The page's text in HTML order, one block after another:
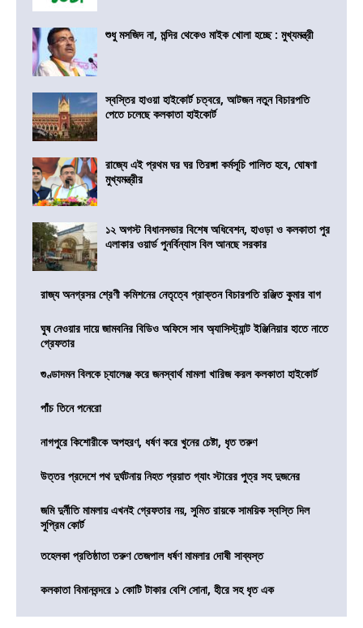
শুধু মসজিদ না, মন্দির থেকেও মাইক খোলা হচ্ছে : মুখ্যমন্ত্রী
স্বস্তির হাওয়া হাইকোর্ট চত্বরে, আটজন নতুন বিচারপতি
পেতে চলেছে কলকাতা হাইকোর্ট
রাজ্যে এই প্রথম ঘর ঘর তিরঙ্গা কর্মসূচি পালিত হবে, ঘোষণা
মুখ্যমন্ত্রীর
১২ অগস্ট বিধানসভার বিশেষ অধিবেশন, হাওড়া ও কলকাতা পুর
এলাকার ওয়ার্ড পুনর্বিন্যাস বিল আনছে সরকার
রাজ্য অনগ্রসর শ্রেণী কমিশনের নেতৃত্বে প্রাক্তন বিচারপতি রঞ্জিত কুমার বাগ
ঘুষ নেওয়ার দায়ে জামবনির বিডিও অফিসে সাব অ্যাসিস্ট্যান্ট ইঞ্জিনিয়ার হাতে নাতে
গ্রেফতার
গুণ্ডাদমন বিলকে চ্যালেঞ্জ করে জনস্বার্থ মামলা খারিজ করল কলকাতা হাইকোর্ট
পাঁচ তিনে পনেরো
নাগপুরে কিশোরীকে অপহরণ, ধর্ষণ করে খুনের চেষ্টা, ধৃত তরুণ
উত্তর প্রদেশে পথ দুর্ঘটনায় নিহত প্রয়াত গ্যাং স্টারের পুত্র সহ দুজনের
জমি দুর্নীতি মামলায় এখনই গ্রেফতার নয়, সুমিত রায়কে সাময়িক স্বস্তি দিল
সুপ্রিম কোর্ট
তহেলকা প্রতিষ্ঠাতা তরুণ তেজপাল ধর্ষণ মামলার দোষী সাব্যস্ত
কলকাতা বিমানবন্দরে ১ কোটি টাকার বেশি সোনা, হীরে সহ ধৃত এক